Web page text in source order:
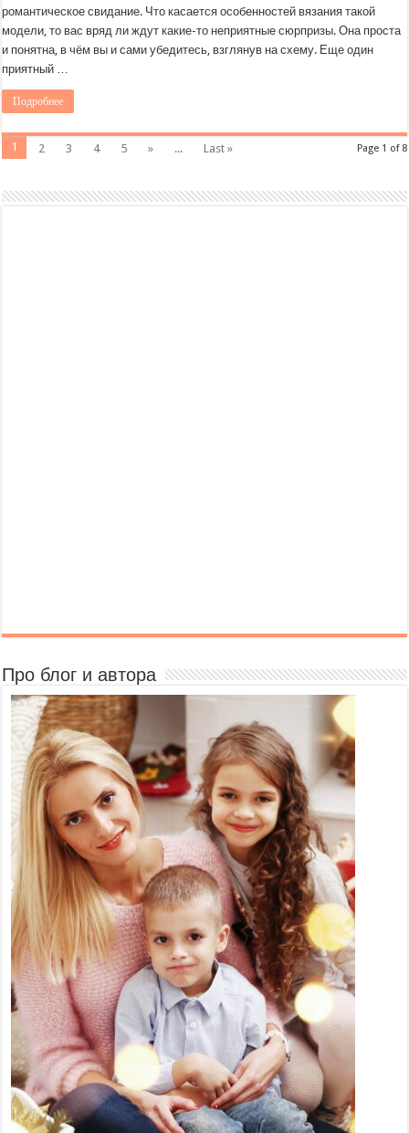
романтическое свидание. Что касается особенностей вязания такой
модели, то вас вряд ли ждут какие-то неприятные сюрпризы. Она проста
и понятна, в чём вы и сами убедитесь, взглянув на схему. Еще один
приятный …
Подробнее
Page 1 of 8
1 2 3 4 5 » ... Last »
Про блог и автора